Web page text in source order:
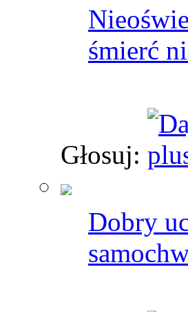
śmierć
Głosuj:
Dobry